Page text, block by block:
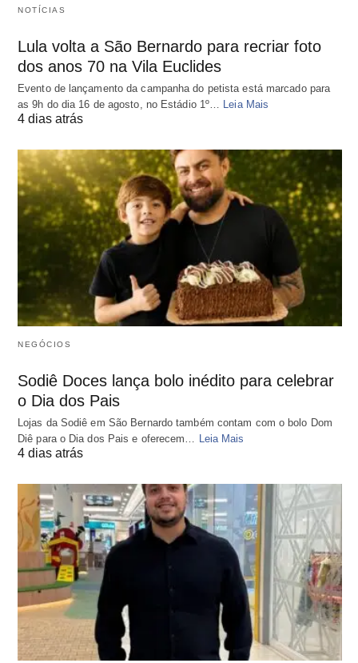
NOTÍCIAS
Lula volta a São Bernardo para recriar foto
dos anos 70 na Vila Euclides
Evento de lançamento da campanha do petista está marcado para
as 9h do dia 16 de agosto, no Estádio 1º… Leia Mais
4 dias atrás
NEGÓCIOS
Sodiê Doces lança bolo inédito para celebrar
o Dia dos Pais
Lojas da Sodiê em São Bernardo também contam com o bolo Dom
Diê para o Dia dos Pais e oferecem… Leia Mais
4 dias atrás